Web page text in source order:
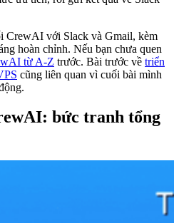
xây dựng workflow phức tạp
trong CrewAI: agent nhớ và
trong CrewAI: agent biết lên
khai trên VPS chạy
tự động hoá công việc hàng
CrewAI với Slack và Gmail, kèm
hoàn chỉnh. Nếu bạn chưa quen
từ A-Z trước. Bài trước về triển
cũng liên quan vì cuối bài mình
bức tranh tổng